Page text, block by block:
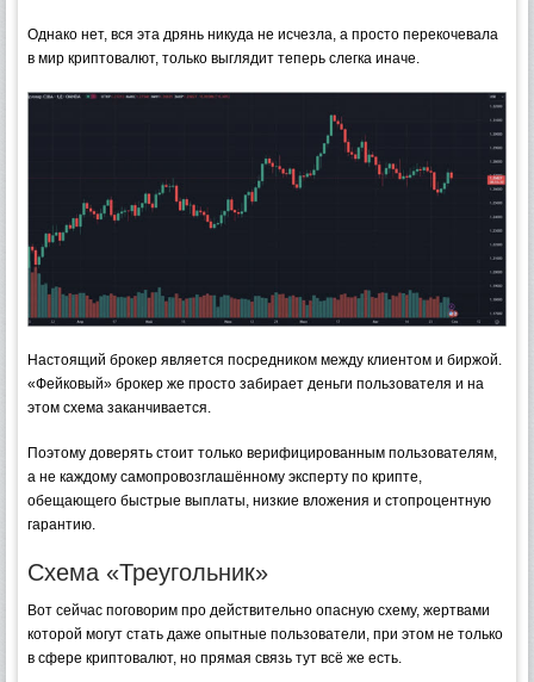
Однако нет, вся эта дрянь никуда не исчезла, а просто перекочевала
в мир криптовалют, только выглядит теперь слегка иначе.
Настоящий брокер является посредником между клиентом и биржой.
«Фейковый» брокер же просто забирает деньги пользователя и на
этом схема заканчивается.
Поэтому доверять стоит только верифицированным пользователям,
а не каждому самопровозглашённому эксперту по крипте,
обещающего быстрые выплаты, низкие вложения и стопроцентную
гарантию.
Схема «Треугольник»
Вот сейчас поговорим про действительно опасную схему, жертвами
которой могут стать даже опытные пользователи, при этом не только
в сфере криптовалют, но прямая связь тут всё же есть.